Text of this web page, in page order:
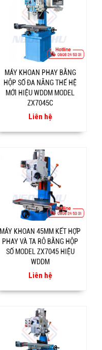
MÁY KHOAN PHAY BẰNG
HỘP SỐ ĐA NĂNG THẾ HỆ
MỚI HIỆU WDDM MODEL
ZX7045C
Liên hệ
MÁY KHOAN 45MM KẾT HỢP
PHAY VÀ TA RÔ BẰNG HỘP
SỐ MODEL ZX7045 HIỆU
WDDM
Liên hệ